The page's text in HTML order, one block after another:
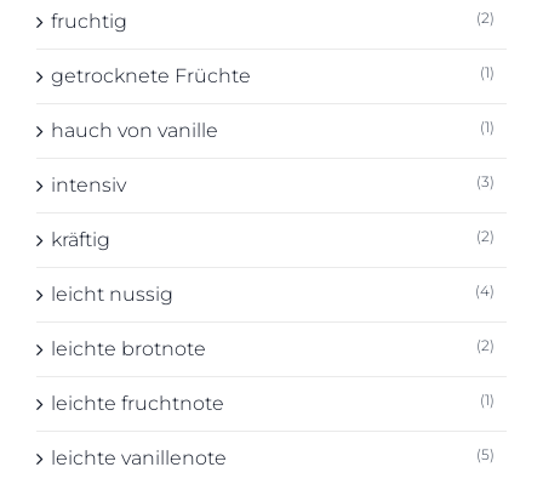
fruchtig (2)
getrocknete Früchte (1)
hauch von vanille (1)
intensiv (3)
kräftig (2)
leicht nussig (4)
leichte brotnote (2)
leichte fruchtnote (1)
leichte vanillenote (5)